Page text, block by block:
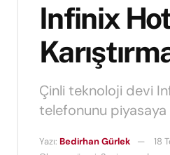
Infinix
Çinli teknoloji devi
telefonunu
Yazı: Bedirhan Gürlek 18